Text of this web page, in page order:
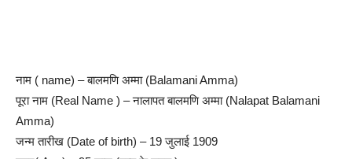
नाम ( name) – बालमणि अम्मा (Balamani Amma)
पूरा नाम (Real Name ) – नालापत बालमणि अम्मा (Nalapat Balamani
Amma)
जन्म तारीख (Date of birth) – 19 जुलाई 1909